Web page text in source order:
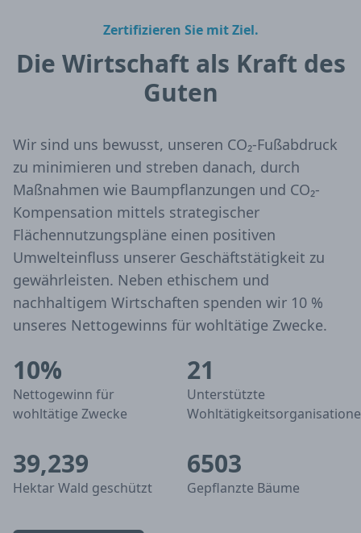
Zertifizieren Sie mit Ziel.
Die Wirtschaft als Kraft des
Guten
Wir sind uns bewusst, unseren CO₂-Fußabdruck
zu minimieren und streben danach, durch
Maßnahmen wie Baumpflanzungen und CO₂-
Kompensation mittels strategischer
Flächennutzungspläne einen positiven
Umwelteinfluss unserer Geschäftstätigkeit zu
gewährleisten. Neben ethischem und
nachhaltigem Wirtschaften spenden wir 10 %
unseres Nettogewinns für wohltätige Zwecke.
10%
Nettogewinn für
wohltätige Zwecke
21
Unterstützte
39,239
Hektar Wald geschützt
6503
Gepflanzte Bäume